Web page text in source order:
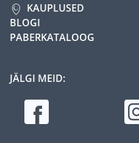
KAUPLUSED
BLOGI
PABERKATALOOG
JÄLGI MEID: